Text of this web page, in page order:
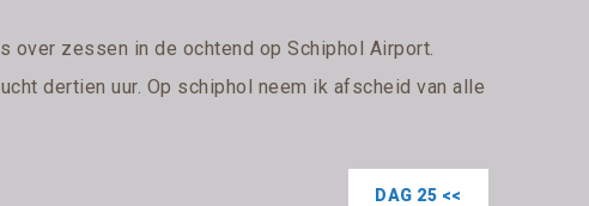
zessen in de ochtend op Schiphol Airport.
dertien uur. Op schiphol neem ik afscheid van alle
DAG 25 <<